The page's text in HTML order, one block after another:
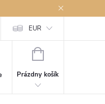
ochrany osobných údajov
EUR
NÁKUPNÝ
Prázdny košík